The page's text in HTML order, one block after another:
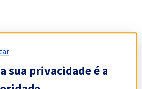
sua privacidade é a